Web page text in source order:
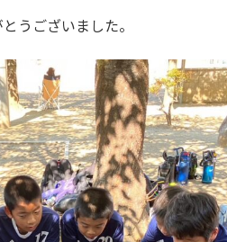
うございました。